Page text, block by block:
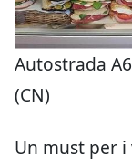
Autostrada
(CN)
Un must per i